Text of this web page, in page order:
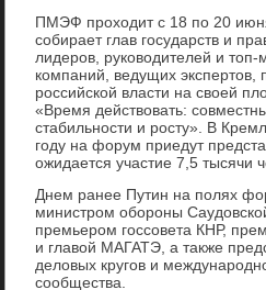
ПМЭФ проходит с 18 по 20
собирает глав государств и
лидеров, руководителей и
компаний, ведущих экспертов,
российской власти на своей
«Время действовать:
стабильности и росту». В
году на форум приедут
ожидается участие 7,5 тысячи
Днем ранее Путин на полях
министром обороны
премьером госсовета КНР,
и главой МАГАТЭ, а также
деловых кругов и
сообщества.